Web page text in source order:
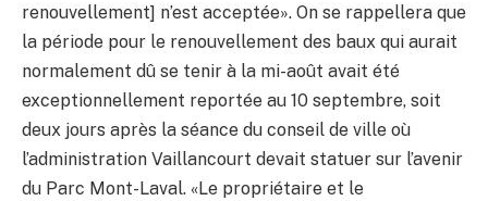
renouvellement] n’est acceptée». On se rappellera que
la période pour le renouvellement des baux qui aurait
normalement dû se tenir à la mi-août avait été
exceptionnellement reportée au 10 septembre, soit
deux jours après la séance du conseil de ville où
l’administration Vaillancourt devait statuer sur l’avenir
du Parc Mont-Laval. «Le propriétaire et le